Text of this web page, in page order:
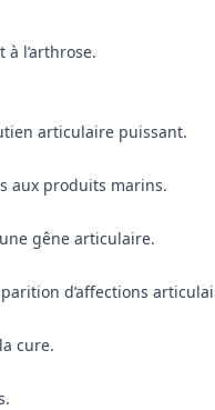
l’arthrose.
articulaire puissant.
aux produits marins.
gêne articulaire.
d’affections
cure.